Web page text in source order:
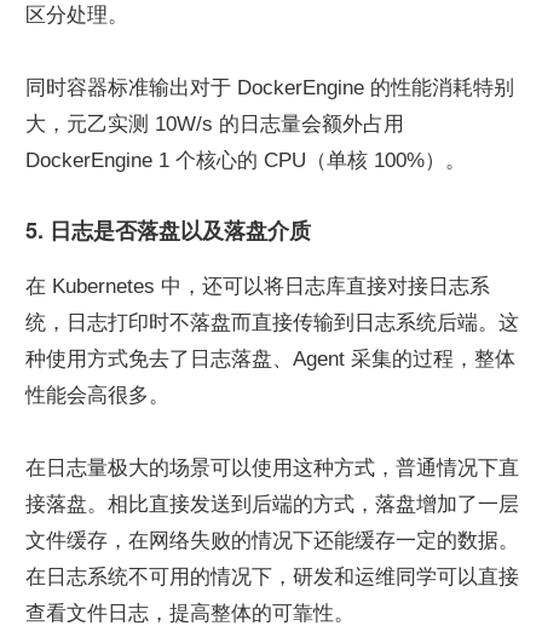
区分处理。
同时容器标准输出对于 DockerEngine 的性能消耗特别
大，元乙实测 10W/s 的日志量会额外占用
DockerEngine 1 个核心的 CPU（单核 100%）。
5. 日志是否落盘以及落盘介质
在 Kubernetes 中，还可以将日志库直接对接日志系
统，日志打印时不落盘而直接传输到日志系统后端。这
种使用方式免去了日志落盘、Agent 采集的过程，整体
性能会高很多。
在日志量极大的场景可以使用这种方式，普通情况下直
接落盘。相比直接发送到后端的方式，落盘增加了一层
文件缓存，在网络失败的情况下还能缓存一定的数据。
在日志系统不可用的情况下，研发和运维同学可以直接
查看文件日志，提高整体的可靠性。